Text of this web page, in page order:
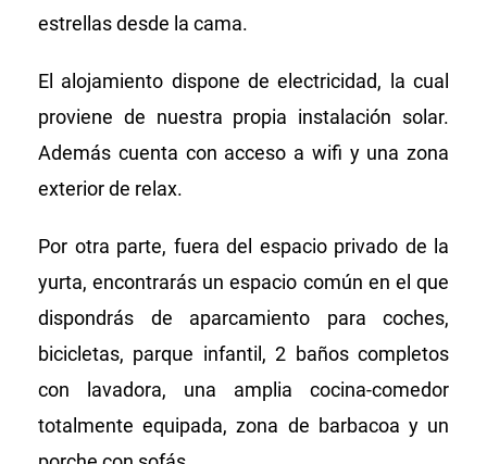
estrellas desde la cama.
El alojamiento dispone de electricidad, la cual
proviene de nuestra propia instalación solar.
Además cuenta con acceso a wifi y una zona
exterior de relax.
Por otra parte, fuera del espacio privado de la
yurta, encontrarás un espacio común en el que
dispondrás de aparcamiento para coches,
bicicletas, parque infantil, 2 baños completos
con lavadora, una amplia cocina-comedor
totalmente equipada, zona de barbacoa y un